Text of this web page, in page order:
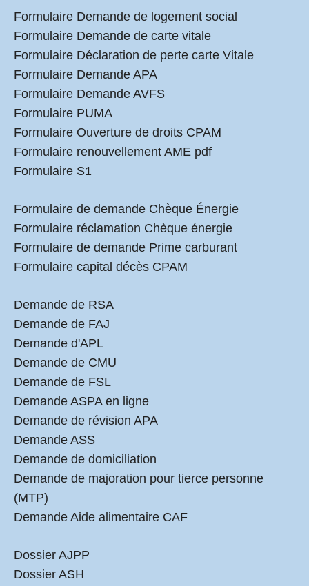
Formulaire Demande de logement social
Formulaire Demande de carte vitale
Formulaire Déclaration de perte carte Vitale
Formulaire Demande APA
Formulaire Demande AVFS
Formulaire PUMA
Formulaire Ouverture de droits CPAM
Formulaire renouvellement AME pdf
Formulaire S1
Formulaire de demande Chèque Énergie
Formulaire réclamation Chèque énergie
Formulaire de demande Prime carburant
Formulaire capital décès CPAM
Demande de RSA
Demande de FAJ
Demande d'APL
Demande de CMU
Demande de FSL
Demande ASPA en ligne
Demande de révision APA
Demande ASS
Demande de domiciliation
Demande de majoration pour tierce personne
(MTP)
Demande Aide alimentaire CAF
Dossier AJPP
Dossier ASH